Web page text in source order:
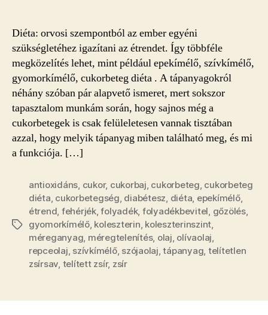
Diéta: orvosi szempontból az ember egyéni
szükségletéhez igazítani az étrendet. Így többféle
megközelítés lehet, mint például epekímélő, szívkímélő,
gyomorkímélő, cukorbeteg diéta . A tápanyagokról
néhány szóban pár alapvető ismeret, mert sokszor
tapasztalom munkám során, hogy sajnos még a
cukorbetegek is csak felüleletesen vannak tisztában
azzal, hogy melyik tápanyag miben található meg, és mi
a funkciója. […]
Címkék
antioxidáns, cukor, cukorbaj, cukorbeteg, cukorbeteg
diéta, cukorbetegség, diabétesz, diéta, epekímélő,
étrend, fehérjék,folyadék, folyadékbevitel, gőzölés,
gyomorkímélő, koleszterin, koleszterinszint,
méreganyag, méregtelenítés, olaj, olívaolaj,
repceolaj, szívkímélő, szójaolaj,tápanyag, telítetlen
zsírsav, telített zsír, zsír